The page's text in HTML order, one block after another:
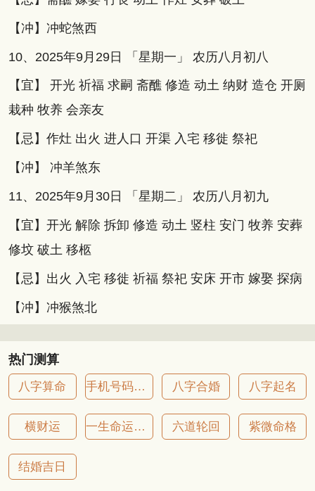
【冲】冲蛇煞西
10、2025年9月29日 「星期一」 农历八月初八
【宜】 开光 祈福 求嗣 斋醮 修造 动土 纳财 造仓 开厕
栽种 牧养 会亲友
【忌】作灶 出火 进人口 开渠 入宅 移徙 祭祀
【冲】 冲羊煞东
11、2025年9月30日 「星期二」 农历八月初九
【宜】开光 解除 拆卸 修造 动土 竖柱 安门 牧养 安葬
修坟 破土 移柩
【忌】出火 入宅 移徙 祈福 祭祀 安床 开市 嫁娶 探病
【冲】冲猴煞北
热门测算
八字算命 手机号码吉凶 八字合婚 八字起名
横财运 一生命运详批 六道轮回 紫微命格
结婚吉日